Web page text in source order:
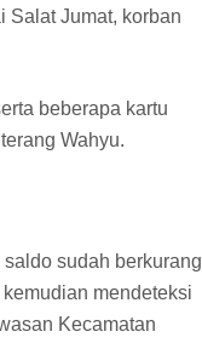
Salat Jumat, korban
beberapa kartu
Wahyu.
sudah berkurang
mendeteksi
Kecamatan